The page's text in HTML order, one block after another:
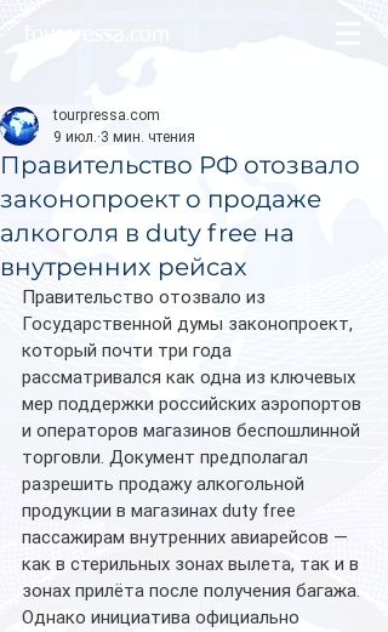
Правительство РФ отозвало
законопроект о продаже
алкоголя в duty free на
внутренних рейсах
tourpressa.com
9 июл. 3 мин. чтения
Правительство отозвало из
Государственной думы законопроект,
который почти три года
рассматривался как одна из ключевых
мер поддержки российских аэропортов
и операторов магазинов беспошлинной
торговли. Документ предполагал
разрешить продажу алкогольной
продукции в магазинах duty free
пассажирам внутренних авиарейсов —
как в стерильных зонах вылета, так и в
зонах прилёта после получения багажа.
Однако инициатива официально